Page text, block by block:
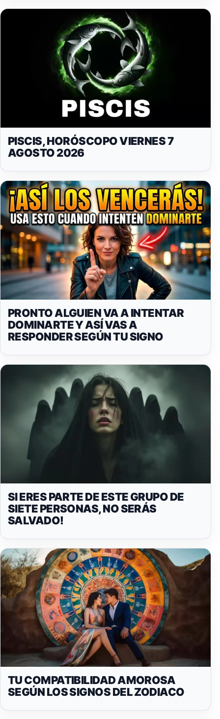
PISCIS, HORÓSCOPO VIERNES 7
AGOSTO 2026
PRONTO ALGUIEN VA A INTENTAR
DOMINARTE Y ASÍ VAS A
RESPONDER SEGÚN TU SIGNO
SI ERES PARTE DE ESTE GRUPO DE
SIETE PERSONAS, NO SERÁS
SALVADO!
TU COMPATIBILIDAD AMOROSA
SEGÚN LOS SIGNOS DEL ZODIACO